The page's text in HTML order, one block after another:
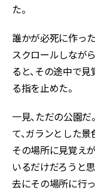
た。
誰かが必死に作っ
スクロールしなが
ると、その途中で
る指を止めた。
一見、ただの公園
て、ガランとした景
その場所に見覚え
いるだけだろうと
去にその場所に行